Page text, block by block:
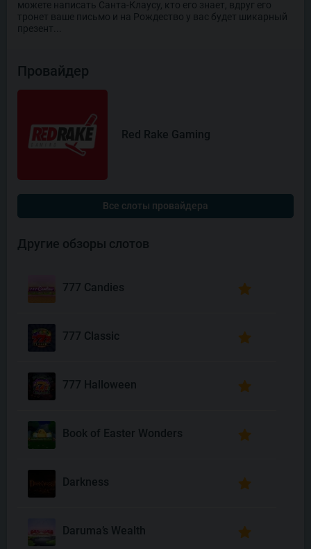
можете написать Санта-Клаусу, кто его знает, вдруг его
тронет ваше письмо и на Рождество у вас будет шикарный
презент...
Провайдер
Red Rake Gaming
Все слоты провайдера
Другие обзоры слотов
777 Candies
777 Classic
777 Halloween
Book of Easter Wonders
Darkness
Daruma’s Wealth